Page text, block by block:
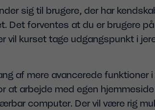
sig til brugere, der har
Det forventes at du er brugere
vil kurset tage udgangspunkt i
af mere avancerede funktioner
at arbejde med egen
computer. Der vil være rig